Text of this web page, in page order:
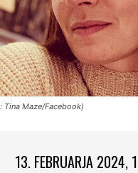
Tina Maze/Facebook)
13. FEBRUARJA 2024,